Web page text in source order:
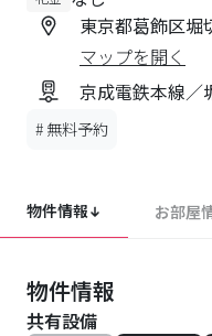
東京都葛飾区堀
マップを開く
京成電鉄本線／
# 無料予約
物件情報 お部屋
物件情報
共有設備